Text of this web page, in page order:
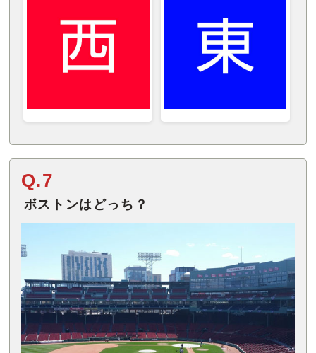
Q.7
ボストンはどっち？